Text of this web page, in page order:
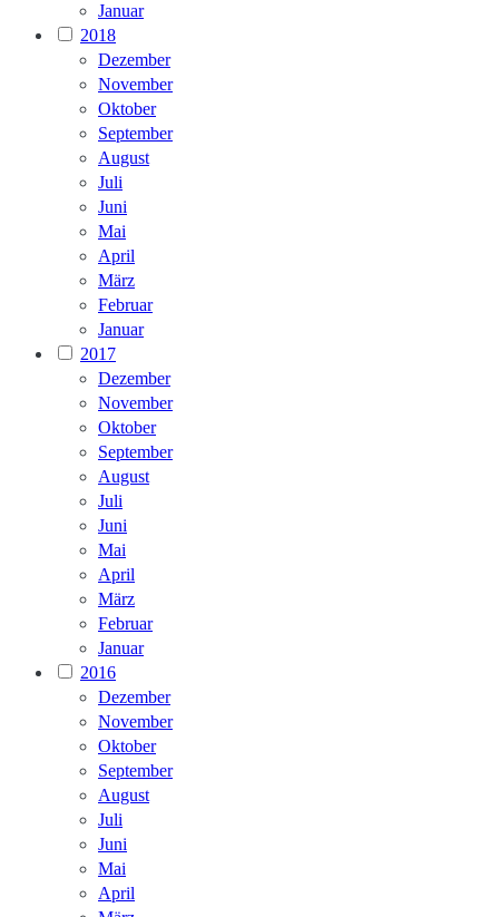
Januar
2018
Dezember
November
Oktober
September
August
Juli
Juni
Mai
April
März
Februar
Januar
2017
Dezember
November
Oktober
September
August
Juli
Juni
Mai
April
März
Februar
Januar
2016
Dezember
November
Oktober
September
August
Juli
Juni
Mai
April